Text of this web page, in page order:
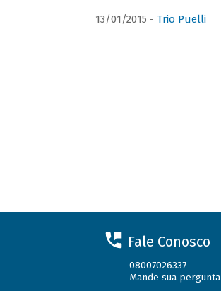
13/01/2015 - Trio Puelli
Fale Conosco
08007026337
Mande sua pergunta